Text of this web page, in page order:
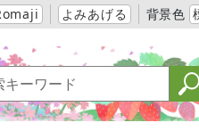
よみあげる 背景色